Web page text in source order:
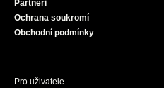
Partneři
Ochrana soukromí
Obchodní podmínky
Pro uživatele